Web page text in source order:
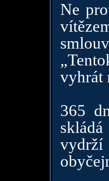
Ne
vyhrát
365
vydrží